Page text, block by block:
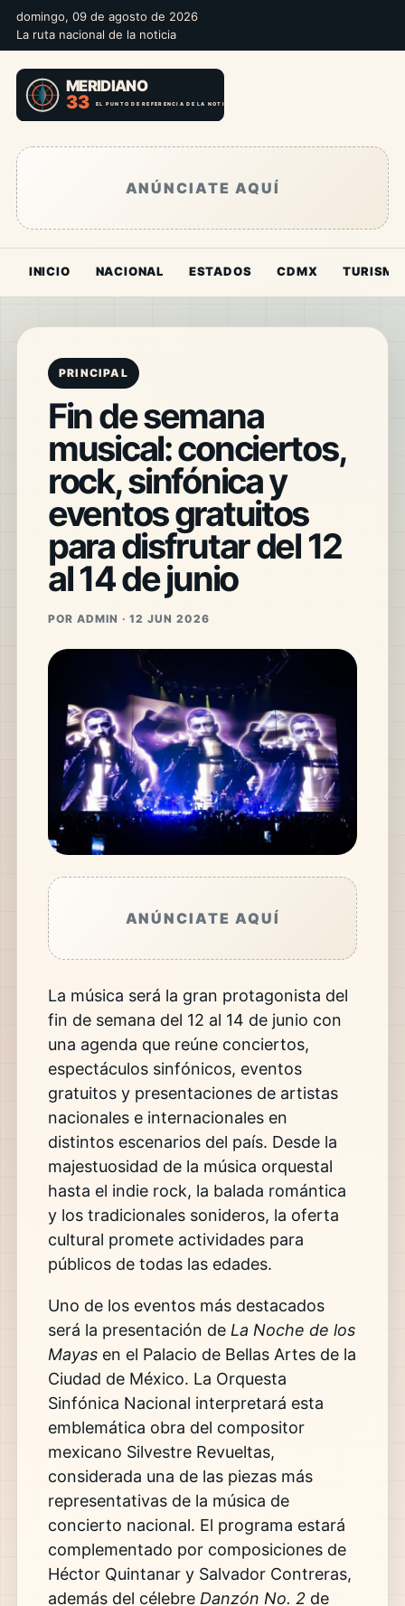
domingo, 09 de agosto de 2026
La ruta nacional de la noticia
ANÚNCIATE AQUÍ
INICIO NACIONAL ESTADOS CDMX TURISMO
PRINCIPAL
Fin de semana
musical: conciertos,
rock, sinfónica y
eventos gratuitos
para disfrutar del 12
al 14 de junio
POR ADMIN · 12 JUN 2026
ANÚNCIATE AQUÍ
La música será la gran protagonista del
fin de semana del 12 al 14 de junio con
una agenda que reúne conciertos,
espectáculos sinfónicos, eventos
gratuitos y presentaciones de artistas
nacionales e internacionales en
distintos escenarios del país. Desde la
majestuosidad de la música orquestal
hasta el indie rock, la balada romántica
y los tradicionales sonideros, la oferta
cultural promete actividades para
públicos de todas las edades.
Uno de los eventos más destacados
será la presentación de La Noche de los
Mayasen el Palacio de Bellas Artes de la
Ciudad de México. La Orquesta
Sinfónica Nacional interpretará esta
emblemática obra del compositor
mexicano Silvestre Revueltas,
considerada una de las piezas más
representativas de la música de
concierto nacional. El programa estará
complementado por composiciones de
Héctor Quintanar y Salvador Contreras,
además del célebre Danzón No. 2de